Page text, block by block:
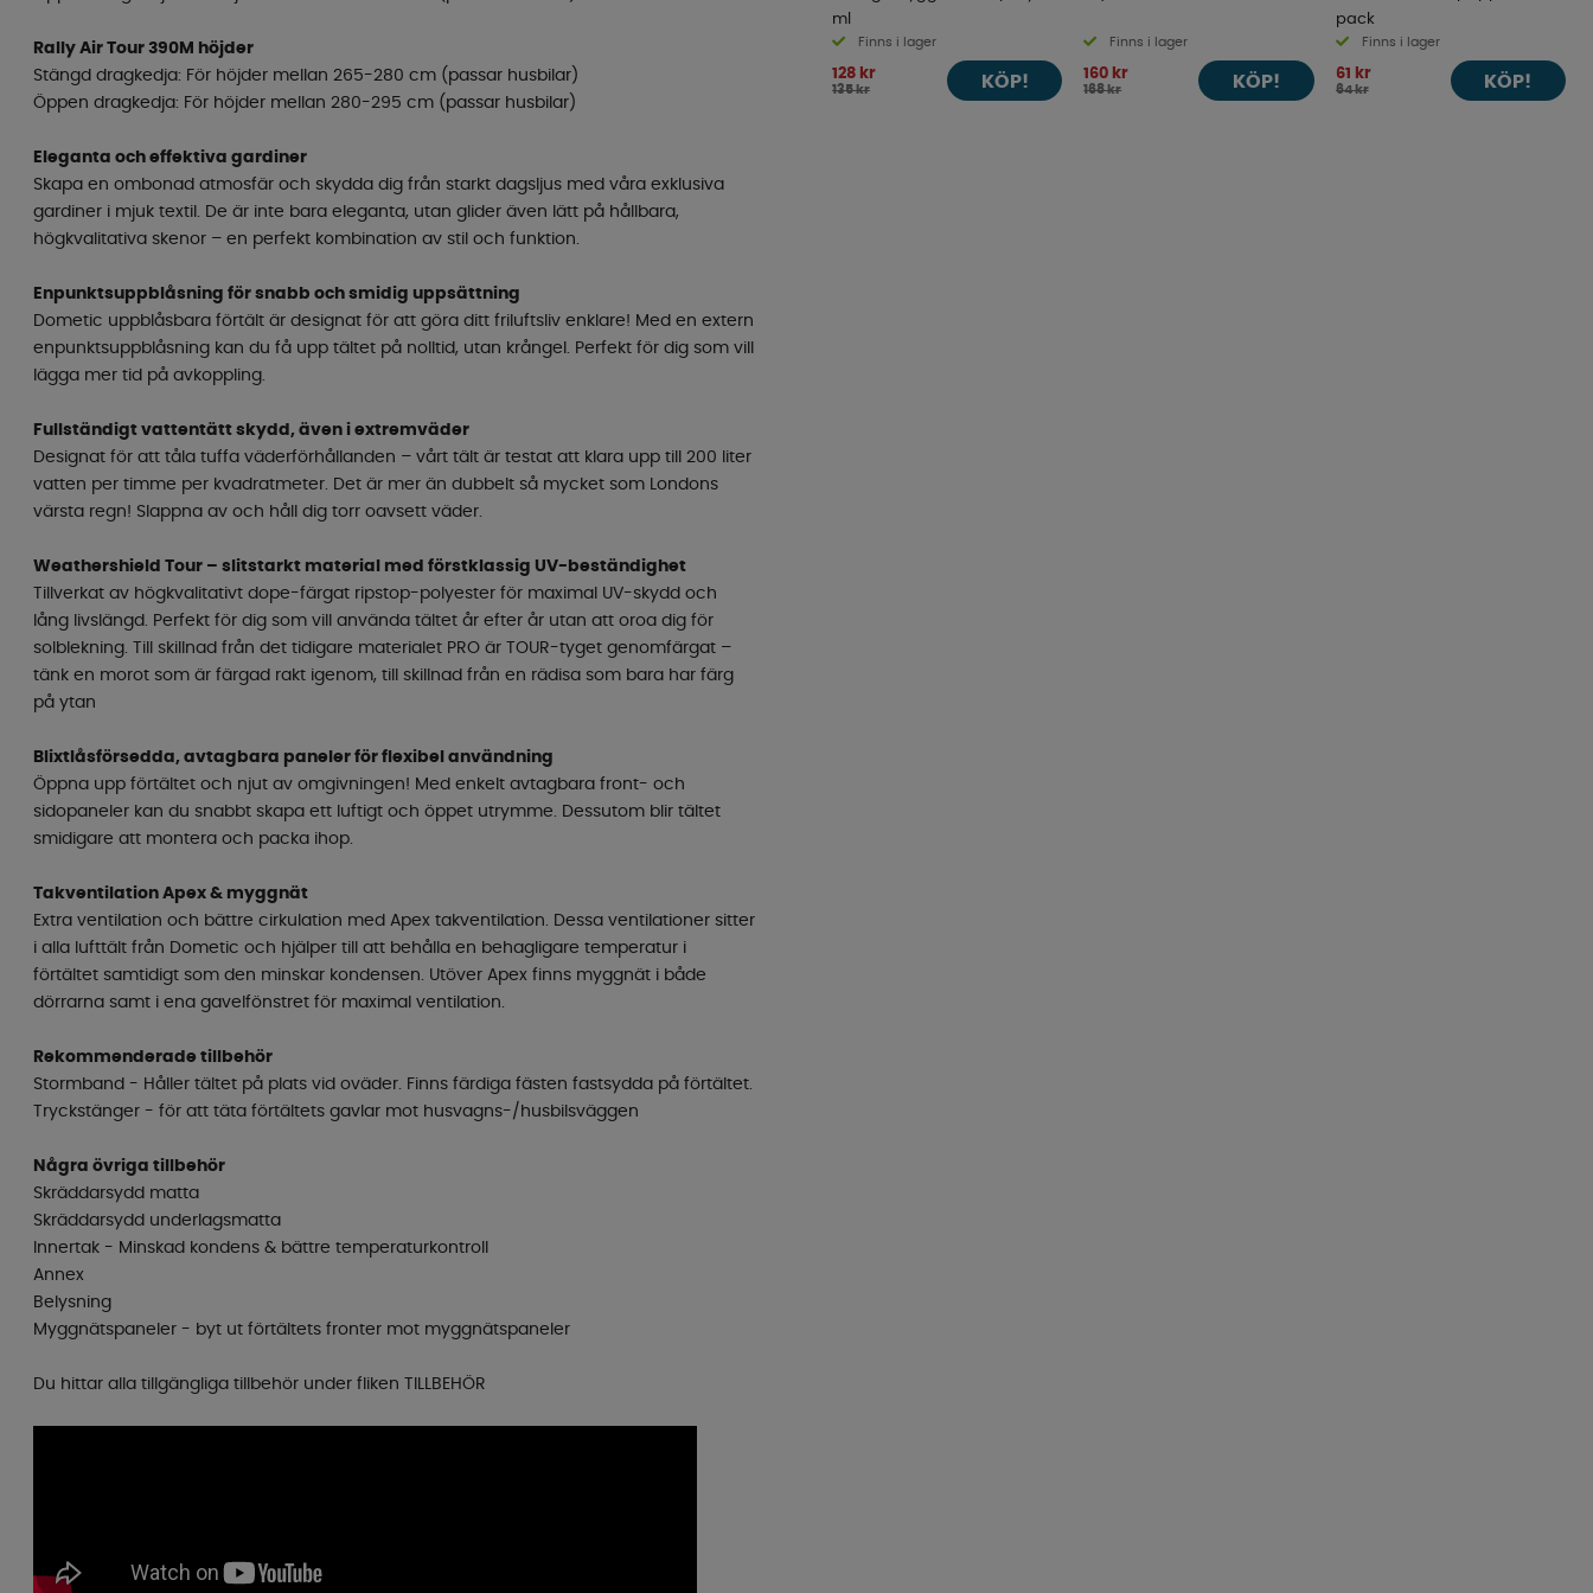
Rally Air Tour 390M höjder
Stängd dragkedja: För höjder mellan 265-280 cm (passar husbilar)
Öppen dragkedja: För höjder mellan 280-295 cm (passar husbilar)
Eleganta och effektiva gardiner
Skapa en ombonad atmosfär och skydda dig från starkt dagsljus med våra exklusiva
gardiner i mjuk textil. De är inte bara eleganta, utan glider även lätt på hållbara,
högkvalitativa skenor – en perfekt kombination av stil och funktion.
Enpunktsuppblåsning för snabb och smidig uppsättning
Dometic uppblåsbara förtält är designat för att göra ditt friluftsliv enklare! Med en extern
enpunktsuppblåsning kan du få upp tältet på nolltid, utan krångel. Perfekt för dig som vill
lägga mer tid på avkoppling.
Fullständigt vattentätt skydd, även i extremväder
Designat för att tåla tuffa väderförhållanden – vårt tält är testat att klara upp till 200 liter
vatten per timme per kvadratmeter. Det är mer än dubbelt så mycket som Londons
värsta regn! Slappna av och håll dig torr oavsett väder.
Weathershield Tour – slitstarkt material med förstklassig UV-beständighet
Tillverkat av högkvalitativt dope-färgat ripstop-polyester för maximal UV-skydd och
lång livslängd. Perfekt för dig som vill använda tältet år efter år utan att oroa dig för
solblekning. Till skillnad från det tidigare materialet PRO är TOUR-tyget genomfärgat –
tänk en morot som är färgad rakt igenom, till skillnad från en rädisa som bara har färg
på ytan
Blixtlåsförsedda, avtagbara paneler för flexibel användning
Öppna upp förtältet och njut av omgivningen! Med enkelt avtagbara front- och
sidopaneler kan du snabbt skapa ett luftigt och öppet utrymme. Dessutom blir tältet
smidigare att montera och packa ihop.
Takventilation Apex & myggnät
Extra ventilation och bättre cirkulation med Apex takventilation. Dessa ventilationer sitter
i alla lufttält från Dometic och hjälper till att behålla en behagligare temperatur i
förtältet samtidigt som den minskar kondensen. Utöver Apex finns myggnät i både
dörrarna samt i ena gavelfönstret för maximal ventilation.
Rekommenderade tillbehör
Stormband - Håller tältet på plats vid oväder. Finns färdiga fästen fastsydda på förtältet.
Tryckstänger - för att täta förtältets gavlar mot husvagns-/husbilsväggen
Några övriga tillbehör
Skräddarsydd matta
Skräddarsydd underlagsmatta
Innertak - Minskad kondens & bättre temperaturkontroll
Annex
Belysning
Myggnätspaneler - byt ut förtältets fronter mot myggnätspaneler
Du hittar alla tillgängliga tillbehör under fliken TILLBEHÖR
ml
Finns i lager
128 kr
135 kr KÖP!
Finns i lager
160 kr
168 kr KÖP!
pack
Finns i lager
61 kr
64 kr KÖP!